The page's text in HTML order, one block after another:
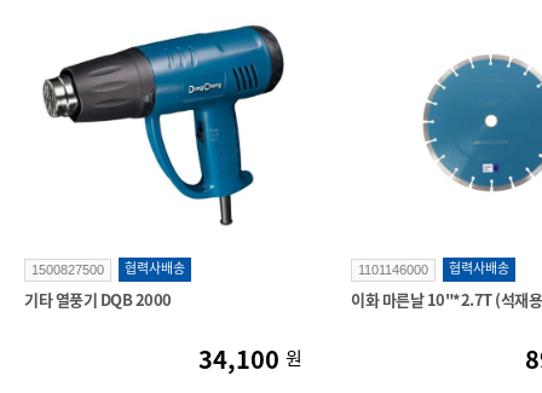
1500827500 협력사배송
기타 열풍기 DQB 2000
34,100 원
1101146000 협력사배송
이화 마른날 10"*2.7T (석재